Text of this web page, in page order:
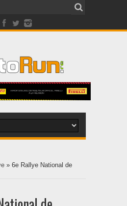
» 6e Rallye National de